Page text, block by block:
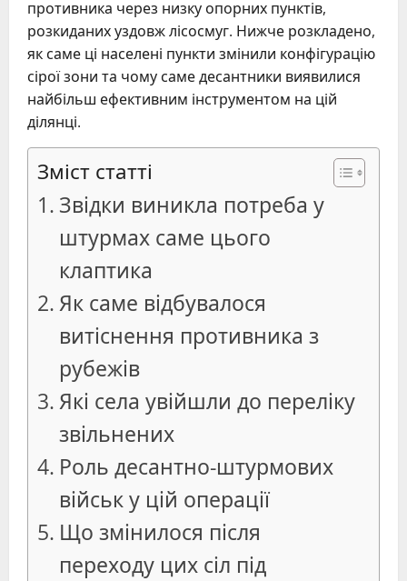
противника через низку опорних пунктів,
розкиданих уздовж лісосмуг. Нижче розкладено,
як саме ці населені пункти змінили конфігурацію
сірої зони та чому саме десантники виявилися
найбільш ефективним інструментом на цій
ділянці.
Зміст статті
Звідки виникла потреба у
штурмах саме цього
клаптика
Як саме відбувалося
витіснення противника з
рубежів
Які села увійшли до переліку
звільнених
Роль десантно-штурмових
військ у цій операції
Що змінилося після
переходу цих сіл під